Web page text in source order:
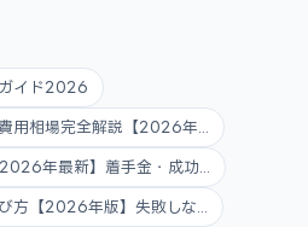
イド2026
用相場完全解説【2026年...
年最新】着手金・成功...
方【2026年版】失敗しな...